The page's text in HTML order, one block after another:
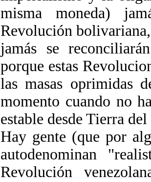
misma moneda)
Revolución
jamás se
porque estas
las masas oprimidas
momento cuando no
estable desde Tierra
Hay gente (que por
autodenominan
Revolución